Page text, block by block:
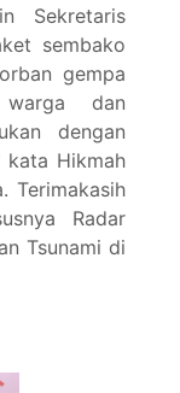
Sekretaris
sembako
gempa
warga dan
dengan
kata Hikmah
Terimakasih
Radar
Tsunami di